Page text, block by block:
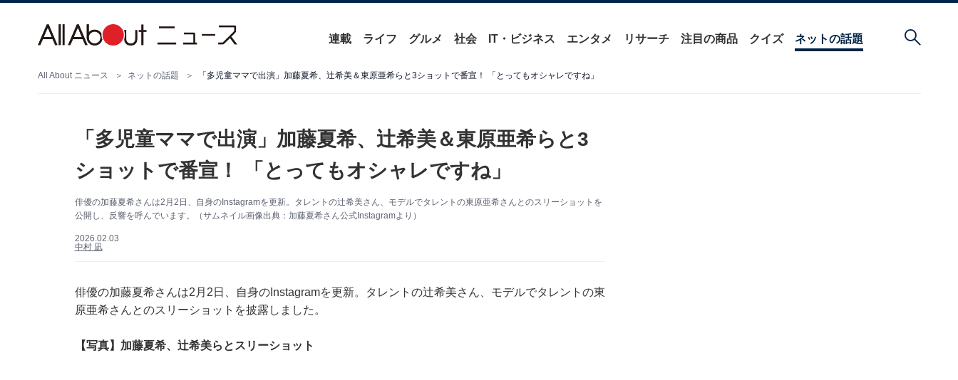
連載 ライフ グルメ 社会 IT・ビジネス エンタメ リサーチ 注目の商品 クイズ ネットの話題
All About ニュース ネットの話題 「多児童ママで出演」加藤夏希、辻希美＆東原亜希らと3ショットで番宣！ 「とってもオシャレですね」
「多児童ママで出演」加藤夏希、辻希美＆東原亜希らと3
ショットで番宣！ 「とってもオシャレですね」
俳優の加藤夏希さんは2月2日、自身のInstagramを更新。タレントの辻希美さん、モデルでタレントの東原亜希さんとのスリーショットを
公開し、反響を呼んでいます。（サムネイル画像出典：加藤夏希さん公式Instagramより）
2026.02.03
中村 凪
俳優の加藤夏希さんは2月2日、自身のInstagramを更新。タレントの辻希美さん、モデルでタレントの東
原亜希さんとのスリーショットを披露しました。
【写真】加藤夏希、辻希美らとスリーショット